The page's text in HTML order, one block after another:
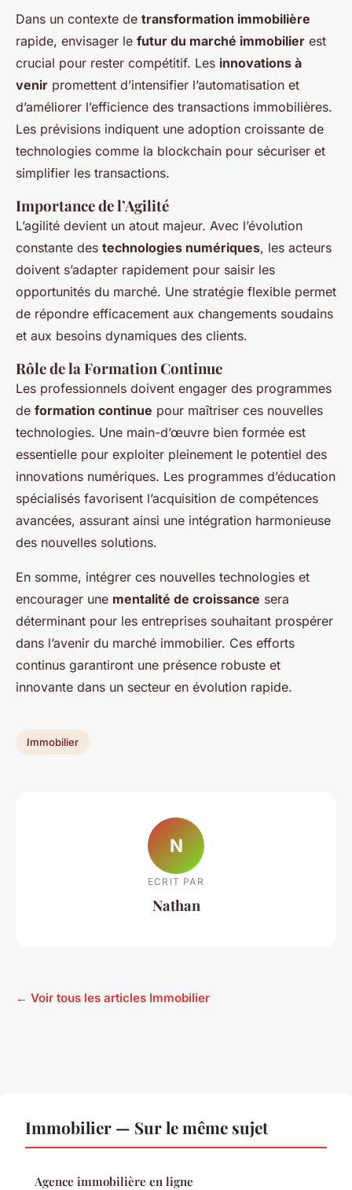
Dans un contexte de transformation immobilière
rapide, envisager le futur du marché immobilier est
crucial pour rester compétitif. Les innovations à
venir promettent d’intensifier l’automatisation et
d’améliorer l’efficience des transactions immobilières.
Les prévisions indiquent une adoption croissante de
technologies comme la blockchain pour sécuriser et
simplifier les transactions.
Importance de l’Agilité
L’agilité devient un atout majeur. Avec l’évolution
constante des technologies numériques, les acteurs
doivent s’adapter rapidement pour saisir les
opportunités du marché. Une stratégie flexible permet
de répondre efficacement aux changements soudains
et aux besoins dynamiques des clients.
Rôle de la Formation Continue
Les professionnels doivent engager des programmes
de formation continue pour maîtriser ces nouvelles
technologies. Une main-d’œuvre bien formée est
essentielle pour exploiter pleinement le potentiel des
innovations numériques. Les programmes d’éducation
spécialisés favorisent l’acquisition de compétences
avancées, assurant ainsi une intégration harmonieuse
des nouvelles solutions.
En somme, intégrer ces nouvelles technologies et
encourager une mentalité de croissance sera
déterminant pour les entreprises souhaitant prospérer
dans l’avenir du marché immobilier. Ces efforts
continus garantiront une présence robuste et
innovante dans un secteur en évolution rapide.
Immobilier
N
ECRIT PAR
Nathan
← Voir tous les articles Immobilier
Immobilier — Sur le même sujet
Agence immobilière en ligne